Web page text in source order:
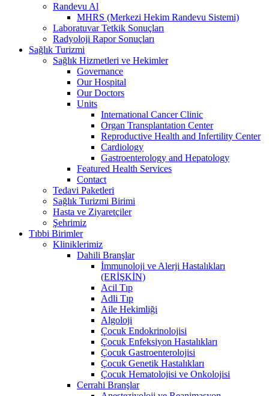
Randevu Al
MHRS (Merkezi Hekim Randevu Sistemi)
Laboratuvar Tetkik Sonuçları
Radyoloji Rapor Sonuçları
Sağlık Turizmi
Sağlık Hizmetleri ve Hekimler
Governance
Our Hospital
Our Doctors
Units
International Cancer Clinic
Organ Transplantation Center
Reproductive Health and Infertility Center
Cardiology
Gastroenterology and Hepatology
Featured Health Services
Contact
Tedavi Paketleri
Sağlık Turizmi Birimi
Hasta ve Ziyaretçiler
Şehrimiz
Tıbbi Birimler
Kliniklerimiz
Dahili Branşlar
İmmunoloji ve Alerji Hastalıkları
(ERİŞKİN)
Acil Tıp
Adli Tıp
Aile Hekimliği
Algoloji
Çocuk Endokrinolojisi
Çocuk Enfeksiyon Hastalıkları
Çocuk Gastroenterolojisi
Çocuk Genetik Hastalıkları
Çocuk Hematolojisi ve Onkolojisi
Cerrahi Branşlar